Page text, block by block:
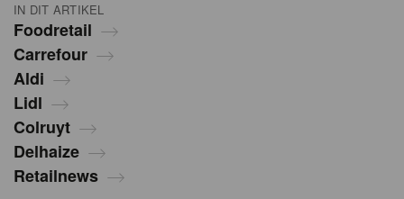
IN DIT ARTIKEL
Foodretail
Carrefour
Aldi
Lidl
Colruyt
Delhaize
Retailnews